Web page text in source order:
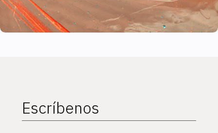
Escríbenos